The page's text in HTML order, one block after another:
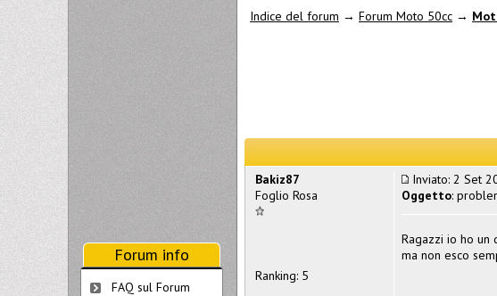
Indice del forum → Forum Moto 50cc →
Inviato: 2 Set
Oggetto:
Ragazzi io ho
ma non esco
Bakiz87
Foglio Rosa
Ranking: 5
Forum info
FAQ sul Forum